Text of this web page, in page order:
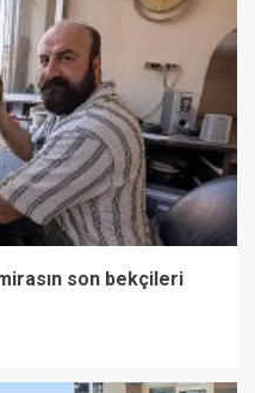
son bekçileri